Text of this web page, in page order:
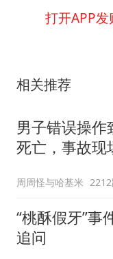
打开APP发
相关推荐
男子错误操作
死亡，事故现
周周怪与哈基米
“桃酥假牙”事
追问